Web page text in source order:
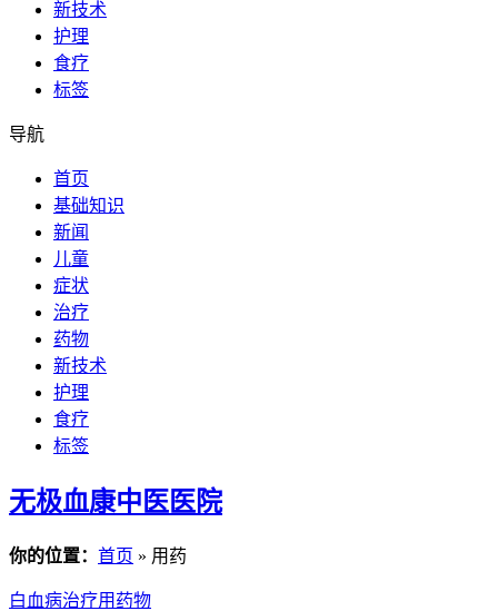
新技术
护理
食疗
标签
导航
首页
基础知识
新闻
儿童
症状
治疗
药物
新技术
护理
食疗
标签
无极血康中医医院
你的位置： 首页 » 用药
白血病治疗用药物